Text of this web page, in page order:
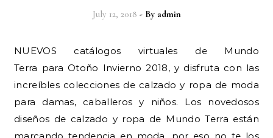
July 12, 2018 - By admin
NUEVOS catálogos virtuales de Mundo
Terra para Otoño Invierno 2018, y disfruta con las
increíbles colecciones de calzado y ropa de moda
para damas, caballeros y niños. Los novedosos
diseños de calzado y ropa de Mundo Terra están